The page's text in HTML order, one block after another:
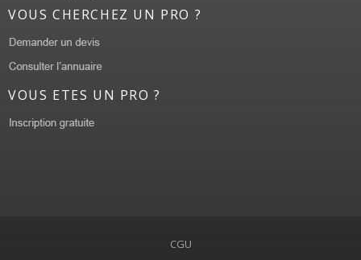
VOUS CHERCHEZ UN PRO ?
VOUS ETES UN PRO ?
CGU